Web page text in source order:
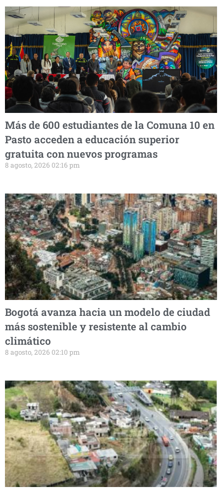
Más de 600 estudiantes de la Comuna 10 en
Pasto acceden a educación superior
gratuita con nuevos programas
8 agosto, 2026 02:16 pm
Bogotá avanza hacia un modelo de ciudad
más sostenible y resistente al cambio
climático
8 agosto, 2026 02:10 pm